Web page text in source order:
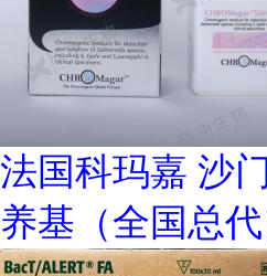
法国科玛嘉 沙
养基（全国总